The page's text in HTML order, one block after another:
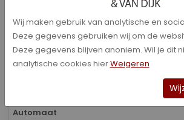
Audi A3 - Sportback 40 TFSI e
Bouwjaar
01-2026
Kilometerstand
Automaat
Wij maken gebruik van analytische en
Deze gegevens gebruiken wij om de
Deze gegevens blijven anoniem. Wil je dit
analytische cookies hierWeigeren